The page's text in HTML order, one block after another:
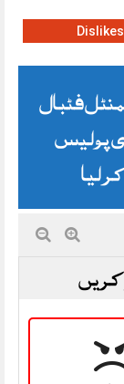
فٹبال
پولیس
لیا
کریں